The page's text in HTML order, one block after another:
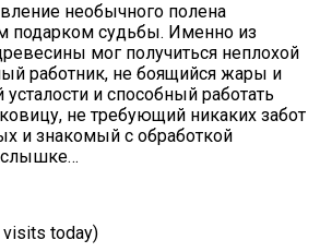
необычного полена
подарком судьбы. Именно из
мог получиться неплохой
работник, не боящийся жары и
и способный работать
не требующий никаких забот
и знакомый с обработкой
today)